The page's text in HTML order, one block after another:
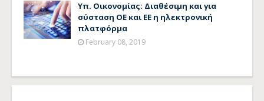
Υπ. Οικονομίας: Διαθέσιμη και για
σύσταση ΟΕ και ΕΕ η ηλεκτρονική
πλατφόρμα
February 08, 2019